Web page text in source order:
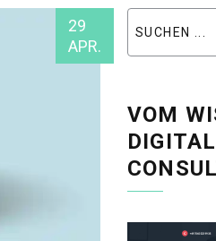
29
APR.
VOM